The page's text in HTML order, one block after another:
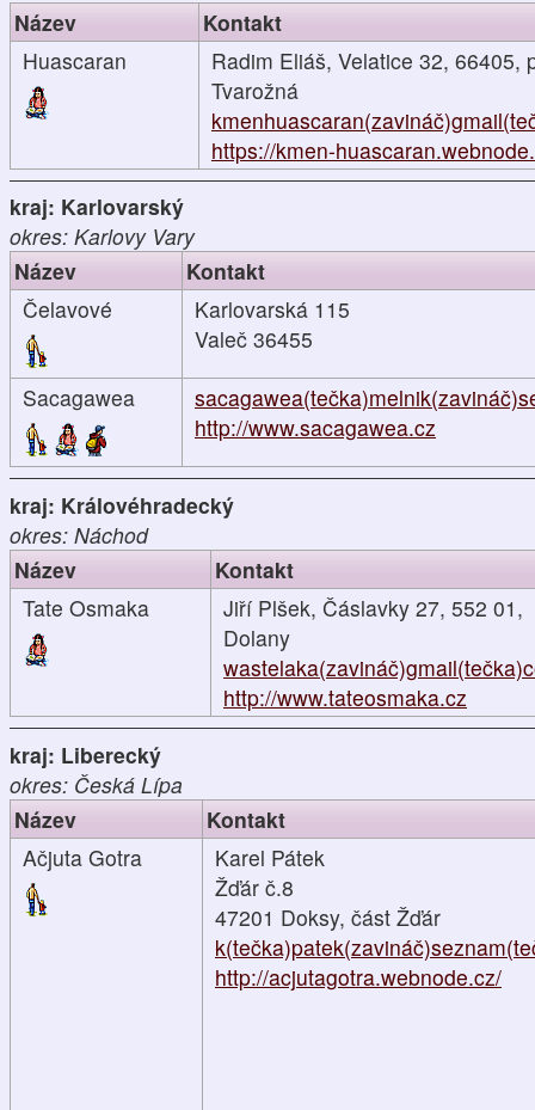
Název
Kontakt
Huascaran
Radim Eliáš, Velatice 32, 66405,
Tvarožná
https://kmen-
kraj: Karlovarský
okres: Karlovy Vary
Název
Kontakt
Čelavové
Karlovarská 115
Valeč 36455
Sacagawea
http://www.sacagawea.cz
kraj: Královéhradecký
okres: Náchod
Název
Kontakt
Tate Osmaka
Jiří Plšek, Čáslavky 27, 552 01,
Dolany
http://www.tateosmaka.cz
kraj: Liberecký
okres: Česká Lípa
Název
Kontakt
Ačjuta Gotra
Karel Pátek
Žďár č.8
47201 Doksy, část Žďár
http://acjutagotra.webnode.cz/